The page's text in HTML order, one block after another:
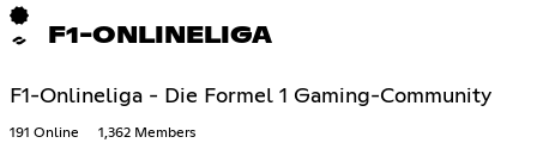
F1-ONLINELIGA
F1-Onlineliga - Die Formel 1 Gaming-Community
191 Online 1,362 Members